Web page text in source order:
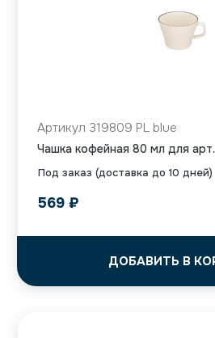
Под заказ (доставка до 10 дней)
Артикул 319809 PL blue
Чашка кофейная 80 мл для арт.
569 ₽
ДОБАВИТЬ В